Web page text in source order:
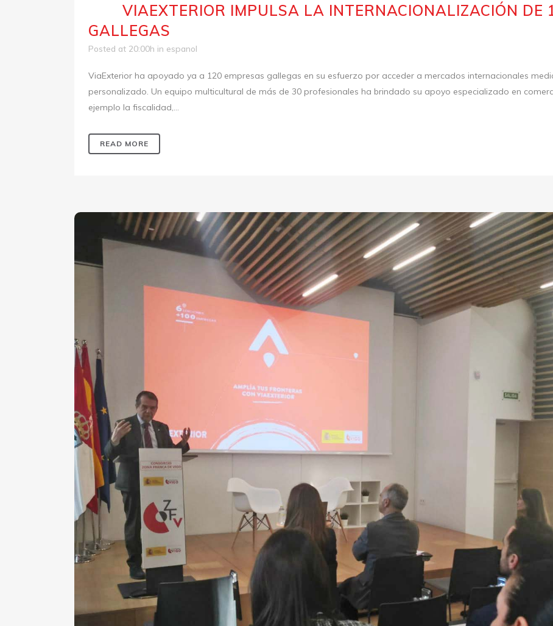
VIAEXTERIOR IMPULSA LA INTERNACIONALIZACIÓN DE
GALLEGAS
Posted at 20:00h in espanol
ViaExterior ha apoyado ya a 120 empresas gallegas en su esfuerzo por acceder a mercados internacionales
personalizado. Un equipo multicultural de más de 30 profesionales ha brindado su apoyo especializado en
ejemplo la fiscalidad,...
READ MORE